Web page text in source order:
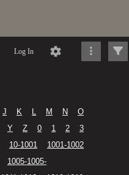
Log In
J K L M N
O
Y Z 0 1 2
3
10-1001
1001-1002
1005-1005-